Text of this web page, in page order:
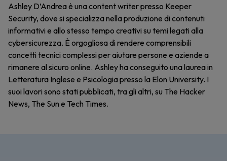
Ashley D’Andrea è una content writer presso Keeper
Security, dove si specializza nella produzione di contenuti
informativi e allo stesso tempo creativi su temi legati alla
cybersicurezza. È orgogliosa di rendere comprensibili
concetti tecnici complessi per aiutare persone e aziende a
rimanere al sicuro online. Ashley ha conseguito una laurea in
Letteratura Inglese e Psicologia presso la Elon University. I
suoi lavori sono stati pubblicati, tra gli altri, su The Hacker
News, The Sun e Tech Times.